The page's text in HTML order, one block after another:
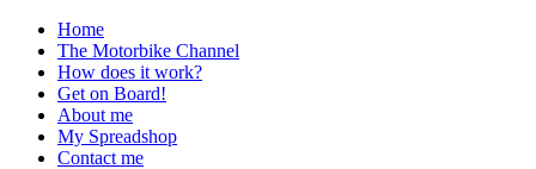
Home
The Motorbike Channel
How does it work?
Get on Board!
About me
My Spreadshop
Contact me